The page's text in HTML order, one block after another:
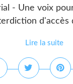
- Une voix
d'accès
Lire la suite